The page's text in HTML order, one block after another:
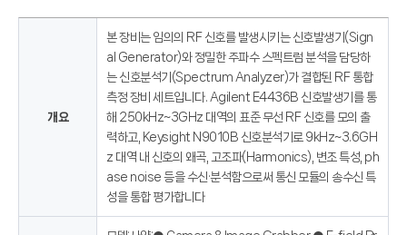
개요
본 장비는 임의의 RF 신호를 발생시키는 신호발생기(Sign
al Generator)와 정밀한 주파수 스펙트럼 분석을 담당하
는 신호분석기(Spectrum Analyzer)가 결합된 RF 통합
측정 장비 세트입니다. Agilent E4436B 신호발생기를 통
해 250kHz~3GHz 대역의 표준 무선 RF 신호를 모의 출
력하고, Keysight N9010B 신호분석기로 9kHz~3.6GH
z 대역 내 신호의 왜곡, 고조파(Harmonics), 변조 특성, ph
ase noise 등을 수신·분석함으로써 통신 모듈의 송수신 특
성을 통합 평가합니다